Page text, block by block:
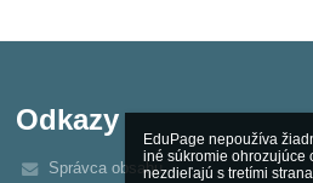
EduPage nepoužíva
iné súkromie ohrozujúce
nezdieľajú s tretími
Odkazy
Správca obsahu